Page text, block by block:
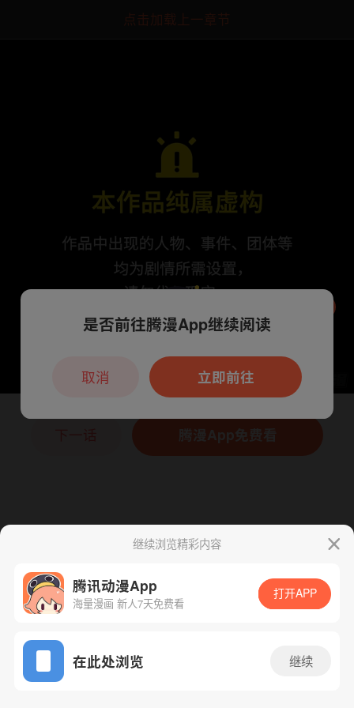
点击加载上一章节
App免费看
腾漫App免费看
继续浏览精彩内容
腾讯动漫App
海量漫画 新人7天免费看
打开APP
在此处浏览 继续
本章节仅支持App阅读，可打开App新用
户7天免费看
是否前往腾漫App继续阅读
立即前往
取消